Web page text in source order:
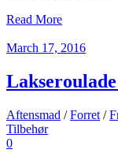
Read More
March 17, 2016
Aftensmad /Forret /
Tilbehør
0